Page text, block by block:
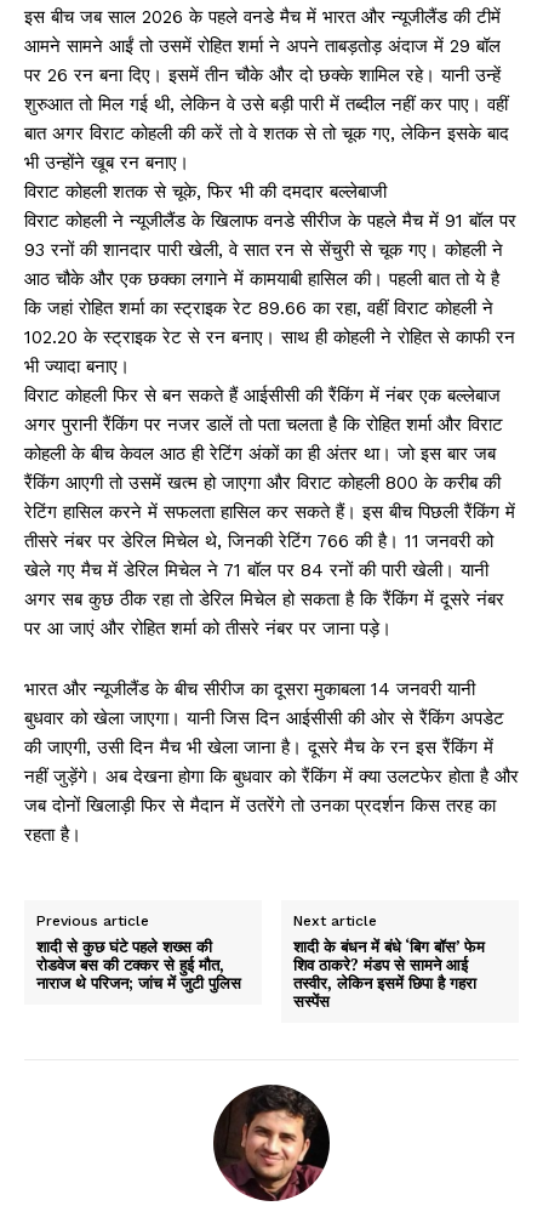
इस बीच जब साल 2026 के पहले वनडे मैच में भारत और न्यूजीलैंड की टीमें
आमने सामने आईं तो उसमें रोहित शर्मा ने अपने ताबड़तोड़ अंदाज में 29 बॉल
पर 26 रन बना दिए। इसमें तीन चौके और दो छक्के शामिल रहे। यानी उन्हें
शुरुआत तो मिल गई थी, लेकिन वे उसे बड़ी पारी में तब्दील नहीं कर पाए। वहीं
बात अगर विराट कोहली की करें तो वे शतक से तो चूक गए, लेकिन इसके बाद
भी उन्होंने खूब रन बनाए।
विराट कोहली शतक से चूके, फिर भी की दमदार बल्लेबाजी
विराट कोहली ने न्यूजीलैंड के खिलाफ वनडे सीरीज के पहले मैच में 91 बॉल पर
93 रनों की शानदार पारी खेली, वे सात रन से सेंचुरी से चूक गए। कोहली ने
आठ चौके और एक छक्का लगाने में कामयाबी हासिल की। पहली बात तो ये है
कि जहां रोहित शर्मा का स्ट्राइक रेट 89.66 का रहा, वहीं विराट कोहली ने
102.20 के स्ट्राइक रेट से रन बनाए। साथ ही कोहली ने रोहित से काफी रन
भी ज्यादा बनाए।
विराट कोहली फिर से बन सकते हैं आईसीसी की रैंकिंग में नंबर एक बल्लेबाज
अगर पुरानी रैंकिंग पर नजर डालें तो पता चलता है कि रोहित शर्मा और विराट
कोहली के बीच केवल आठ ही रेटिंग अंकों का ही अंतर था। जो इस बार जब
रैंकिंग आएगी तो उसमें खत्म हो जाएगा और विराट कोहली 800 के करीब की
रेटिंग हासिल करने में सफलता हासिल कर सकते हैं। इस बीच पिछली रैंकिंग में
तीसरे नंबर पर डेरिल मिचेल थे, जिनकी रेटिंग 766 की है। 11 जनवरी को
खेले गए मैच में डेरिल मिचेल ने 71 बॉल पर 84 रनों की पारी खेली। यानी
अगर सब कुछ ठीक रहा तो डेरिल मिचेल हो सकता है कि रैंकिंग में दूसरे नंबर
पर आ जाएं और रोहित शर्मा को तीसरे नंबर पर जाना पड़े।
भारत और न्यूजीलैंड के बीच सीरीज का दूसरा मुकाबला 14 जनवरी यानी
बुधवार को खेला जाएगा। यानी जिस दिन आईसीसी की ओर से रैंकिंग अपडेट
की जाएगी, उसी दिन मैच भी खेला जाना है। दूसरे मैच के रन इस रैंकिंग में
नहीं जुड़ेंगे। अब देखना होगा कि बुधवार को रैंकिंग में क्या उलटफेर होता है और
जब दोनों खिलाड़ी फिर से मैदान में उतरेंगे तो उनका प्रदर्शन किस तरह का
रहता है।
Previous article
शादी से कुछ घंटे पहले शख्स की
रोडवेज बस की टक्कर से हुई मौत,
नाराज थे परिजन; जांच में जुटी पुलिस
Next article
शादी के बंधन में बंधे ‘बिग बॉस’ फेम
शिव ठाकरे? मंडप से सामने आई
तस्वीर, लेकिन इसमें छिपा है गहरा
सस्पेंस